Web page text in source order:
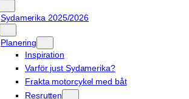
Sydamerika 2025/2026
Planering
Inspiration
Varför just Sydamerika?
Frakta motorcykel med båt
Resrutten